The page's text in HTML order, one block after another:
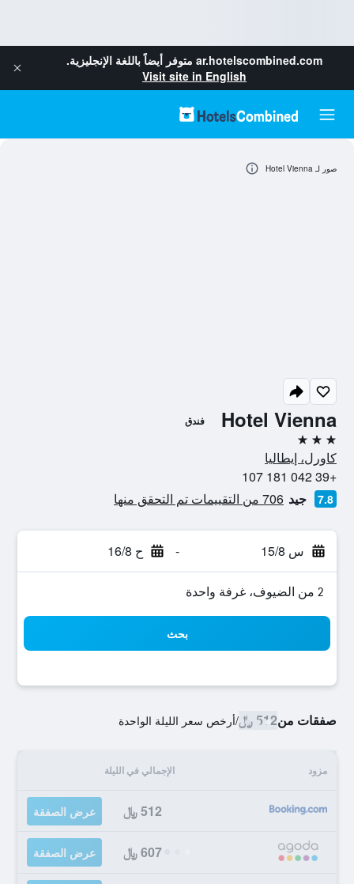
ar.hotelscombined.com متوفر أيضاً باللغة الإنجليزية.
Visit site in English
Hotel Vienna فندق
3 نجوم
كاورل، إيطاليا
+39 042 181 107
7.8 جيد 706 من التقييمات تم التحقق منها
س 15/8 - ح 16/8
2 من الضيوف، غرفة واحدة
بحث
صفقات من512 ﷼ /أرخص سعر الليلة الواحدة
مزود الإجمالي في الليلة
512 ﷼ عرض الصفقة
607 ﷼ عرض الصفقة
صور لـ Hotel Vienna